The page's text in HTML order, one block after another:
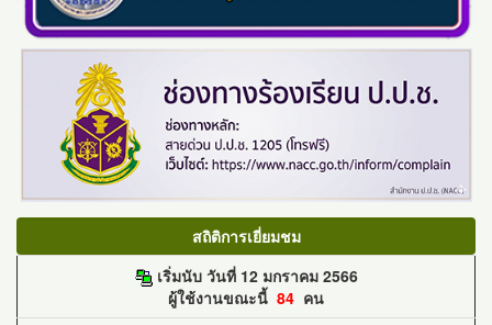
สถิติการเยี่ยมชม
เริ่มนับ วันที่ 12 มกราคม 2566
ผู้ใช้งานขณะนี้ 84 คน